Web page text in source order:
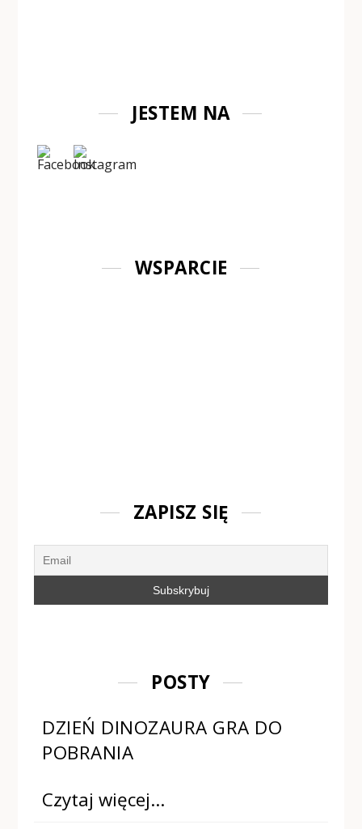
JESTEM NA
WSPARCIE
ZAPISZ SIĘ
POSTY
DZIEŃ DINOZAURA GRA DO
POBRANIA
Czytaj więcej…